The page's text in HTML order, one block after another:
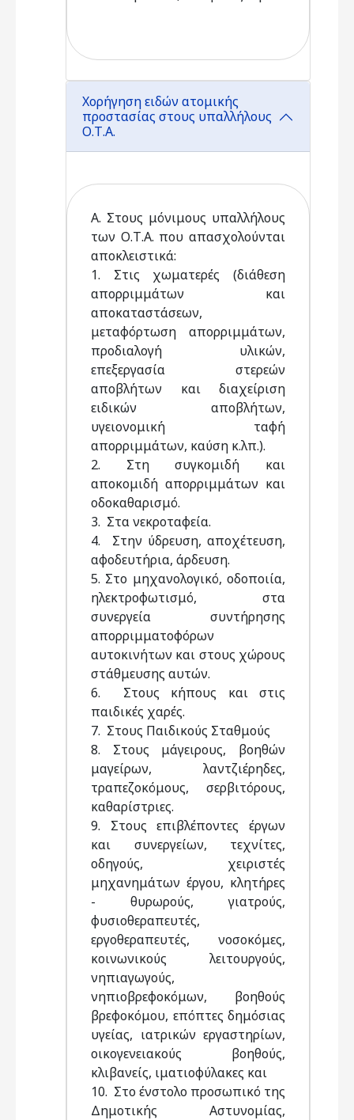
Χορήγηση ειδών ατομικής
προστασίας στους υπαλλήλους
Ο.Τ.Α.
Α. Στους μόνιμους υπαλλήλους
των Ο.Τ.Α. που απασχολούνται
αποκλειστικά:
1. Στις χωματερές (διάθεση
απορριμμάτων και
αποκαταστάσεων,
μεταφόρτωση απορριμμάτων,
προδιαλογή υλικών,
επεξεργασία στερεών
αποβλήτων και διαχείριση
ειδικών αποβλήτων,
υγειονομική ταφή
απορριμμάτων, καύση κ.λπ.).
2. Στη συγκομιδή και
αποκομιδή απορριμμάτων και
οδοκαθαρισμό.
3. Στα νεκροταφεία.
4. Στην ύδρευση, αποχέτευση,
αφοδευτήρια, άρδευση.
5. Στο μηχανολογικό, οδοποιία,
ηλεκτροφωτισμό, στα
συνεργεία συντήρησης
απορριμματοφόρων
αυτοκινήτων και στους χώρους
στάθμευσης αυτών.
6. Στους κήπους και στις
παιδικές χαρές.
7. Στους Παιδικούς Σταθμούς
8. Στους μάγειρους, βοηθών
μαγείρων, λαντζιέρηδες,
τραπεζοκόμους, σερβιτόρους,
καθαρίστριες.
9. Στους επιβλέποντες έργων
και συνεργείων, τεχνίτες,
οδηγούς, χειριστές
μηχανημάτων έργου, κλητήρες
- θυρωρούς, γιατρούς,
φυσιοθεραπευτές,
εργοθεραπευτές, νοσοκόμες,
κοινωνικούς λειτουργούς,
νηπιαγωγούς,
νηπιοβρεφοκόμων, βοηθούς
βρεφοκόμου, επόπτες δημόσιας
υγείας, ιατρικών εργαστηρίων,
οικογενειακούς βοηθούς,
κλιβανείς, ιματιοφύλακες και
10. Στο ένστολο προσωπικό της
Δημοτικής Αστυνομίας,